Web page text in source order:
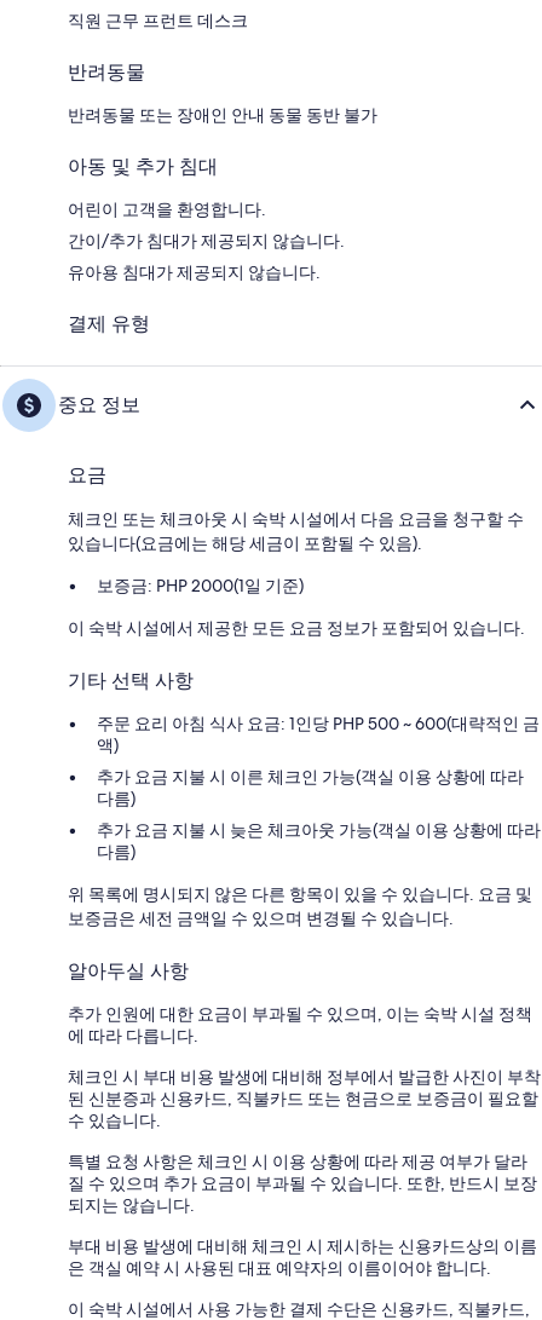
직원 근무 프런트 데스크
반려동물
반려동물 또는 장애인 안내 동물 동반 불가
아동 및 추가 침대
어린이 고객을 환영합니다.
간이/추가 침대가 제공되지 않습니다.
유아용 침대가 제공되지 않습니다.
결제 유형
중요 정보
요금
체크인 또는 체크아웃 시 숙박 시설에서 다음 요금을 청구할 수
있습니다(요금에는 해당 세금이 포함될 수 있음).
보증금: PHP 2000(1일 기준)
이 숙박 시설에서 제공한 모든 요금 정보가 포함되어 있습니다.
기타 선택 사항
주문 요리 아침 식사 요금: 1인당 PHP 500 ~ 600(대략적인 금
액)
추가 요금 지불 시 이른 체크인 가능(객실 이용 상황에 따라
다름)
추가 요금 지불 시 늦은 체크아웃 가능(객실 이용 상황에 따라
다름)
위 목록에 명시되지 않은 다른 항목이 있을 수 있습니다. 요금 및
보증금은 세전 금액일 수 있으며 변경될 수 있습니다.
알아두실 사항
추가 인원에 대한 요금이 부과될 수 있으며, 이는 숙박 시설 정책
에 따라 다릅니다.
체크인 시 부대 비용 발생에 대비해 정부에서 발급한 사진이 부착
된 신분증과 신용카드, 직불카드 또는 현금으로 보증금이 필요할
수 있습니다.
특별 요청 사항은 체크인 시 이용 상황에 따라 제공 여부가 달라
질 수 있으며 추가 요금이 부과될 수 있습니다. 또한, 반드시 보장
되지는 않습니다.
부대 비용 발생에 대비해 체크인 시 제시하는 신용카드상의 이름
은 객실 예약 시 사용된 대표 예약자의 이름이어야 합니다.
이 숙박 시설에서 사용 가능한 결제 수단은 신용카드, 직불카드,